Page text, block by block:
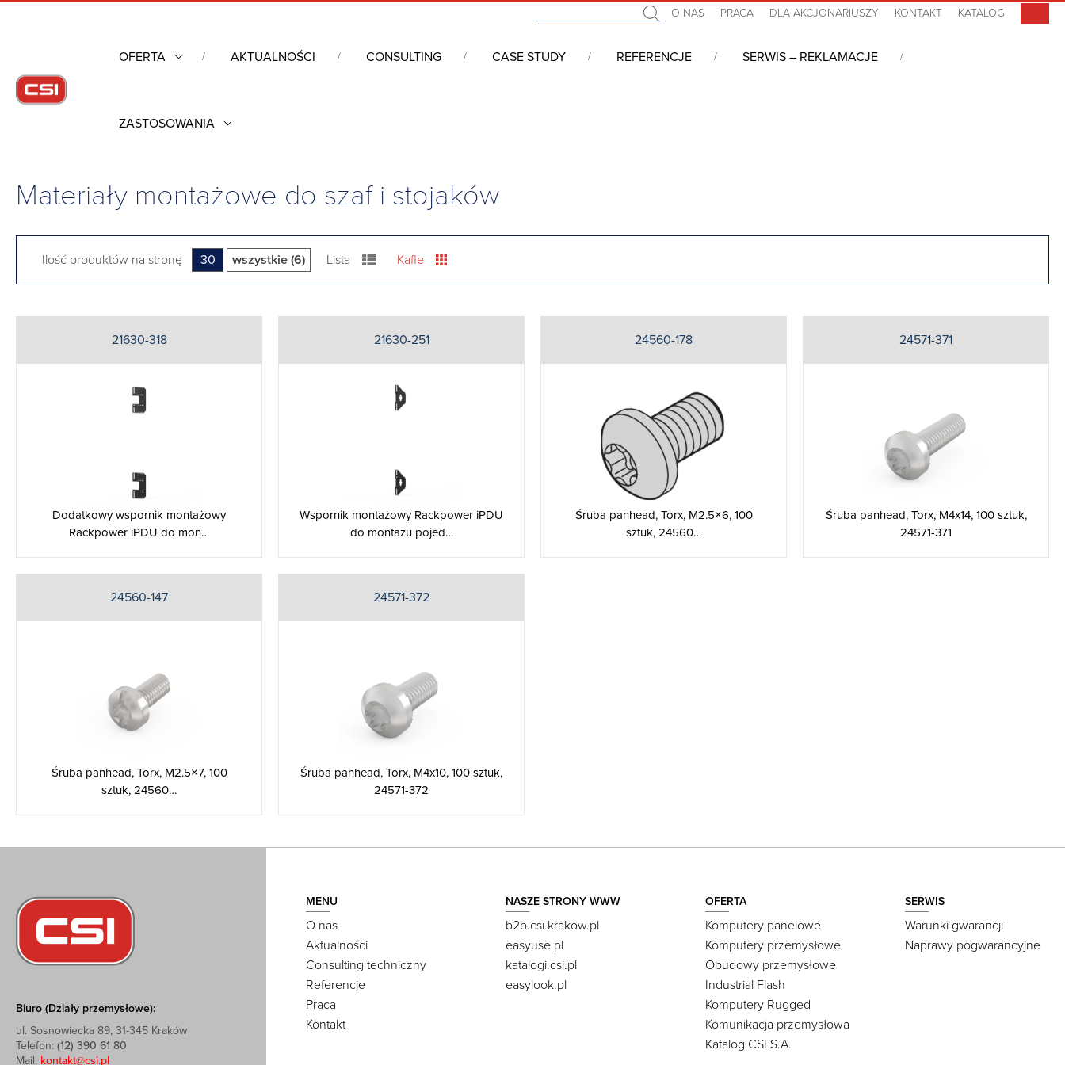
O NAS PRACA DLA AKCJONARIUSZY KONTAKT KATALOG
OFERTA AKTUALNOŚCI CONSULTING CASE STUDY REFERENCJE SERWIS – REKLAMACJE
ZASTOSOWANIA
Obudowy przemysłowe
Materiały montażowe do szaf i stojaków
Ilość produktów na stronę 30 wszystkie (6) Lista Kafle
21630-318
Dodatkowy wspornik montażowy
Rackpower iPDU do mon…
21630-251
Wspornik montażowy Rackpower iPDU
do montażu pojed…
24560-178
Śruba panhead, Torx, M2.5×6, 100
sztuk, 24560…
24571-371
Śruba panhead, Torx, M4x14, 100 sztuk,
24571-371
24560-147
Śruba panhead, Torx, M2.5×7, 100
sztuk, 24560…
24571-372
Śruba panhead, Torx, M4x10, 100 sztuk,
24571-372
Biuro (Działy przemysłowe):
ul. Sosnowiecka 89, 31-345 Kraków
Telefon: (12) 390 61 80
Mail: kontakt@csi.pl
MENU
O nas
Aktualności
Consulting techniczny
Referencje
Praca
Kontakt
NASZE STRONY WWW
b2b.csi.krakow.pl
easyuse.pl
katalogi.csi.pl
easylook.pl
OFERTA
Komputery panelowe
Komputery przemysłowe
Obudowy przemysłowe
Industrial Flash
Komputery Rugged
Komunikacja przemysłowa
Katalog CSI S.A.
SERWIS
Warunki gwarancji
Naprawy pogwarancyjne